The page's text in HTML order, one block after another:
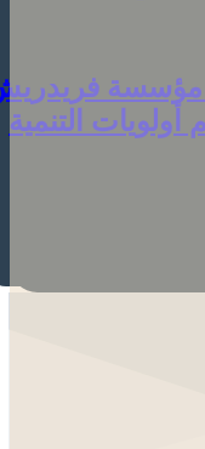
فريدريش
التنمية